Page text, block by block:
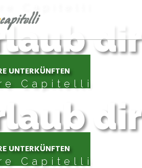
Capitelli
UNTERKÜNFTEN
Capitelli
UNTERKÜNFTEN
Capitelli